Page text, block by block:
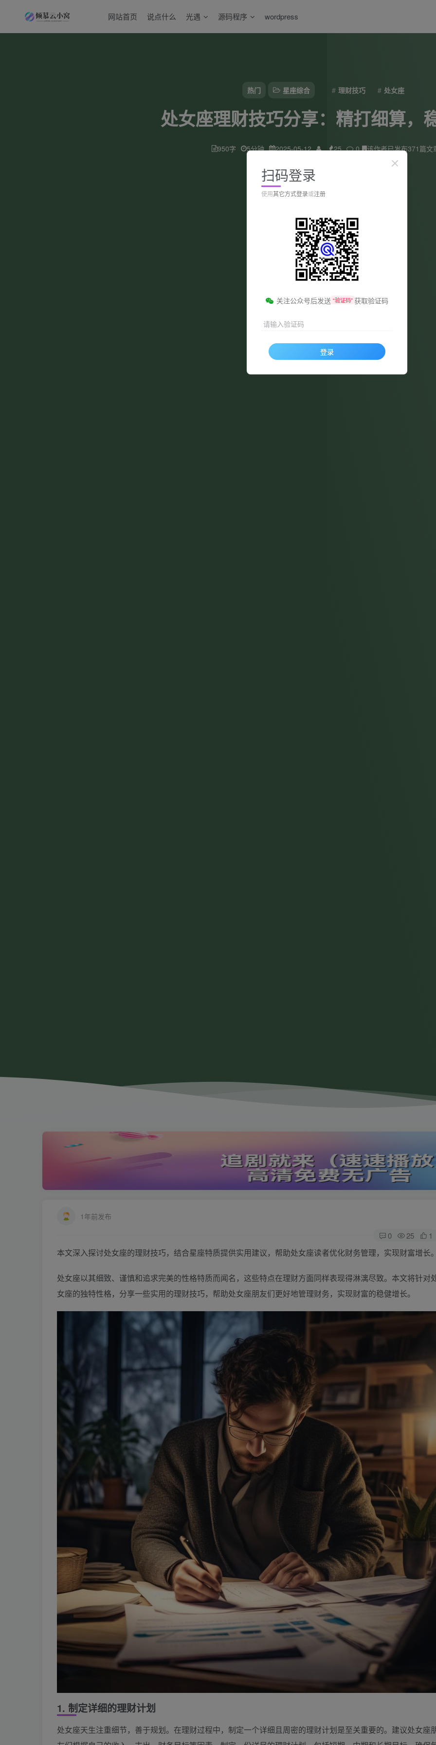
热门 星座综合 理财技巧 处女座
处女座理财技巧分享：精打细算，
950字 5分钟 2025-05-12 25 0 该作者已发布371篇文
网站首页 说点什么 光遇 源码程序 wordpress
1年前发布
0 25 1
本文深入探讨处女座的理财技巧，结合星座特质提供实用建议，帮助处女座读者优化财务管理，实现财富增长
处女座以其细致、谨慎和追求完美的性格特质而闻名，这些特点在理财方面同样表现得淋漓尽致。本文将针对
女座的独特性格，分享一些实用的理财技巧，帮助处女座朋友们更好地管理财务，实现财富的稳健增长。
1. 制定详细的理财计划
处女座天生注重细节，善于规划。在理财过程中，制定一个详细且周密的理财计划是至关重要的。建议处女座
扫码登录
使用其它方式登录或注册
关注公众号后发送 “验证码” 获取验证码
请输入验证码
登录